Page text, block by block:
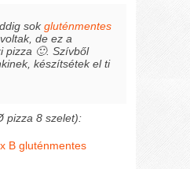
sokgluténmentes
de ez a
pizza 🙂. Szívből
készítsétek el ti
pizza 8 szelet):
B gluténmentes